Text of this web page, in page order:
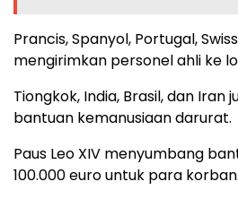
Prancis, Spanyol, Portugal,
mengirimkan personel ahli ke
Tiongkok, India, Brasil, dan Iran
bantuan kemanusiaan darurat.
Paus Leo XIV menyumbang
100.000 euro untuk para korban.